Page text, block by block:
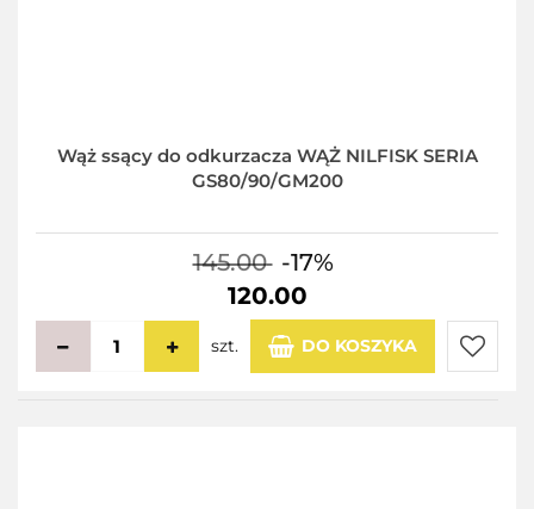
Wąż ssący do odkurzacza WĄŻ NILFISK SERIA
GS80/90/GM200
145.00 -17%
120.00
szt. DO KOSZYKA
Do